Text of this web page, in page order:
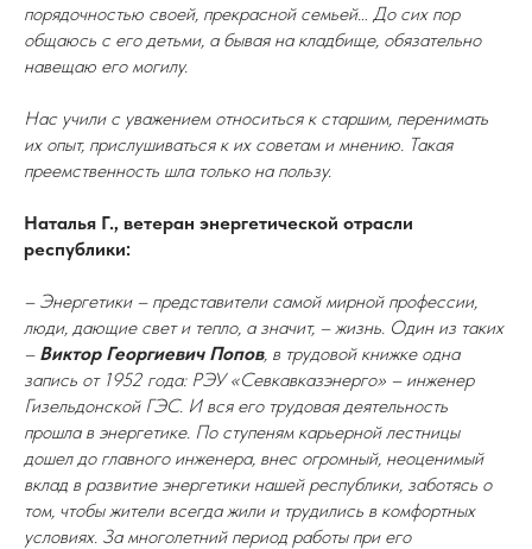
порядочностью своей, прекрасной семьей… До сих пор
общаюсь с его детьми, а бывая на кладбище, обязательно
навещаю его могилу.
Нас учили с уважением относиться к старшим, перенимать
их опыт, прислушиваться к их советам и мнению. Такая
преемственность шла только на пользу.
Наталья Г., ветеран энергетической отрасли
республики:
– Энергетики – представители самой мирной профессии,
люди, дающие свет и тепло, а значит, – жизнь. Один из таких
– Виктор Георгиевич Попов, в трудовой книжке одна
запись от 1952 года: РЭУ «Севкавказэнерго» – инженер
Гизельдонской ГЭС. И вся его трудовая деятельность
прошла в энергетике. По ступеням карьерной лестницы
дошел до главного инженера, внес огромный, неоценимый
вклад в развитие энергетики нашей республики, заботясь о
том, чтобы жители всегда жили и трудились в комфортных
условиях. За многолетний период работы при его